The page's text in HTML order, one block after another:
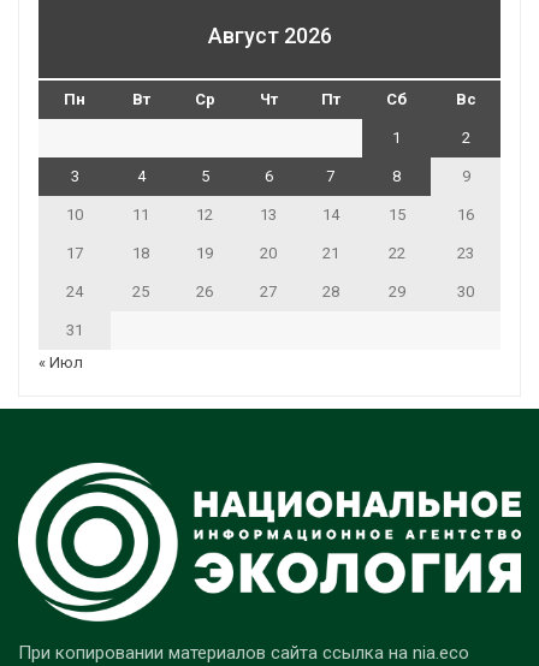
Август 2026
Пн Вт Ср Чт Пт Сб Вс
1 2
3 4 5 6 7 8 9
10 11 12 13 14 15 16
17 18 19 20 21 22 23
24 25 26 27 28 29 30
31
« Июл
При копировании материалов сайта ссылка на nia.eco